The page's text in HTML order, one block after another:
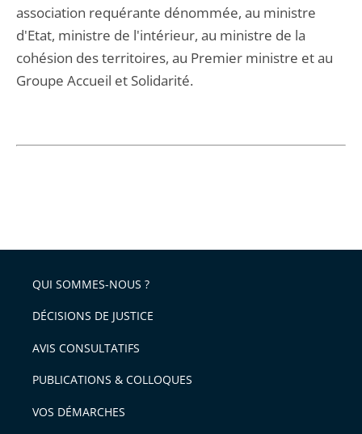
association requérante dénommée, au ministre
d'Etat, ministre de l'intérieur, au ministre de la
cohésion des territoires, au Premier ministre et au
Groupe Accueil et Solidarité.
QUI SOMMES-NOUS ?
DÉCISIONS DE JUSTICE
AVIS CONSULTATIFS
PUBLICATIONS & COLLOQUES
VOS DÉMARCHES